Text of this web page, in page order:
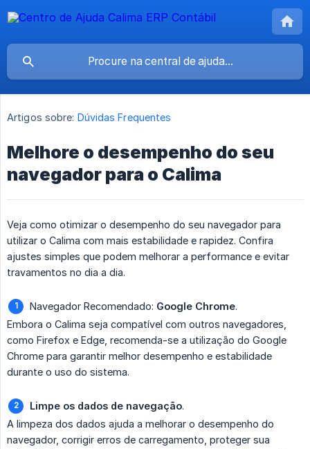
Artigos sobre: Dúvidas Frequentes
Melhore o desempenho do seu
navegador para o Calima
Veja como otimizar o desempenho do seu navegador para
utilizar o Calima com mais estabilidade e rapidez. Confira
ajustes simples que podem melhorar a performance e evitar
travamentos no dia a dia.
Navegador Recomendado: Google Chrome.
Embora o Calima seja compatível com outros navegadores,
como Firefox e Edge, recomenda-se a utilização do Google
Chrome para garantir melhor desempenho e estabilidade
durante o uso do sistema.
Limpe os dados de navegação.
A limpeza dos dados ajuda a melhorar o desempenho do
navegador, corrigir erros de carregamento, proteger sua